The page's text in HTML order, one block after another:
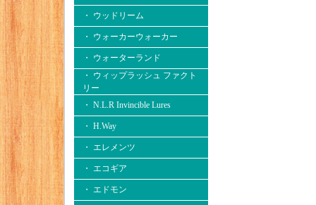
・ ウッドリーム
・ ウォーカーウォーカー
・ ウォーターランド
・ ウィップラッシュ ファクト
リー
・ N.L.R Invincible Lures
・ H.Way
・ エレメンツ
・ エコギア
・ エドモン